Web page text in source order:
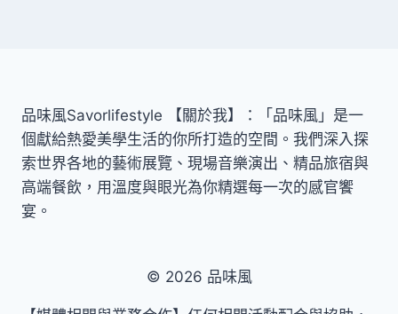
品味風Savorlifestyle 【關於我】：「品味風」是一
個獻給熱愛美學生活的你所打造的空間。我們深入探
索世界各地的藝術展覽、現場音樂演出、精品旅宿與
高端餐飲，用溫度與眼光為你精選每一次的感官饗
宴。
© 2026 品味風